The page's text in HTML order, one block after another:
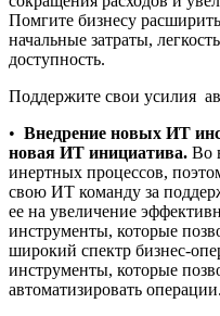
Помгите бизнесу
начальные затраты,
доступность.
Поддержите свои усилия
• Внедрение новых ИТ
новая ИТ инициатива. Во
инертных процессов,
свою ИТ команду за
ее на увеличение
инструменты, которые
широкий спектр бизнес-
инструменты, которые
автоматизировать операции.